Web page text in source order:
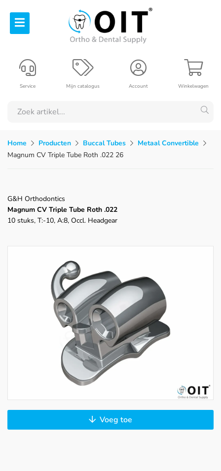
Winkelwagen
Account
Mijn catalogus
Service
Home Producten Buccal Tubes
Metaal Convertible
Magnum CV Triple Tube Roth .022 26
G&H Orthodontics
Magnum CV Triple Tube Roth .022
10 stuks, T:-10, A:8, Occl. Headgear
Voeg toe